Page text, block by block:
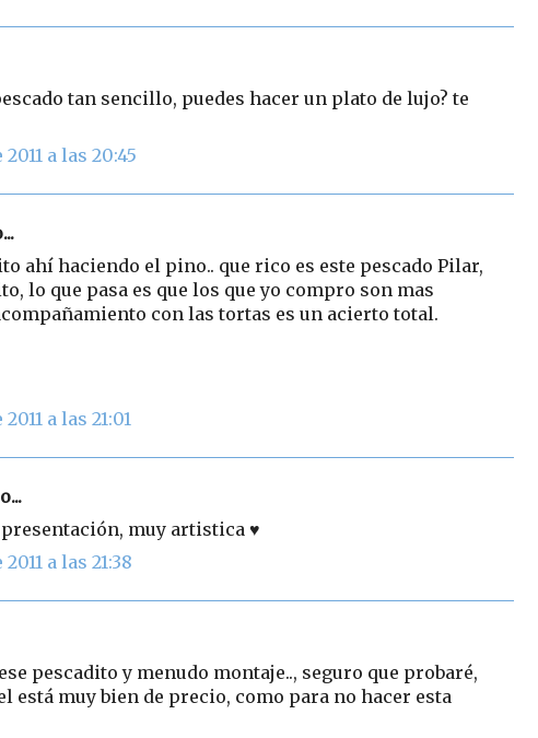
tan sencillo, puedes hacer un plato de lujo? te
a las 20:45
ahí haciendo el pino.. que rico es este pescado Pilar,
lo que pasa es que los que yo compro son mas
con las tortas es un acierto total.
a las 21:01
muy artistica ♥
a las 21:38
pescadito y menudo montaje.., seguro que probaré,
está muy bien de precio, como para no hacer esta